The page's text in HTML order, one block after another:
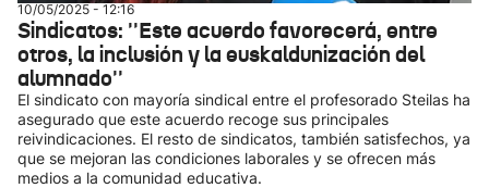
10/05/2025 - 12:16
Sindicatos: ''Este acuerdo favorecerá, entre
otros, la inclusión y la euskaldunización del
alumnado''
El sindicato con mayoría sindical entre el profesorado Steilas ha
asegurado que este acuerdo recoge sus principales
reivindicaciones. El resto de sindicatos, también satisfechos, ya
que se mejoran las condiciones laborales y se ofrecen más
medios a la comunidad educativa.